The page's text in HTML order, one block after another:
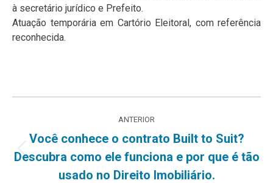
à secretário jurídico e Prefeito.
Atuação temporária em Cartório Eleitoral, com referência
reconhecida.
de
post:
ANTERIOR
Post
anterior:
Você conhece o contrato Built to Suit?
Descubra como ele funciona e por que é tão
usado no Direito Imobiliário.